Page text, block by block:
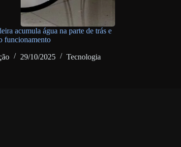
acumula água na parte de trás e
funcionamento
29/10/2025 Tecnologia